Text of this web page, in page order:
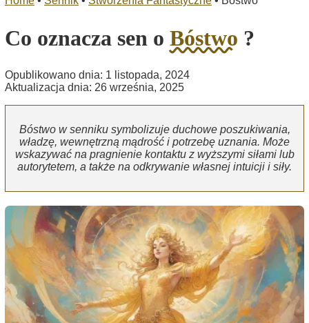
Co oznacza sen o Bóstwo ?
Opublikowano dnia: 1 listopada, 2024
Aktualizacja dnia: 26 września, 2025
Bóstwo w senniku symbolizuje duchowe poszukiwania,
władzę, wewnętrzną mądrość i potrzebę uznania. Może
wskazywać na pragnienie kontaktu z wyższymi siłami lub
autorytetem, a także na odkrywanie własnej intuicji i siły.